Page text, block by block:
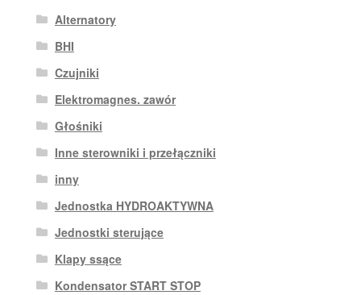
Alternatory
BHI
Czujniki
Elektromagnes. zawór
Głośniki
Inne sterowniki i przełączniki
inny
Jednostka HYDROAKTYWNA
Jednostki sterujące
Klapy ssące
Kondensator START STOP